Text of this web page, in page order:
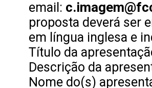
email:
proposta deverá ser
em língua inglesa e
Título da
Descrição da
Nome do(s)